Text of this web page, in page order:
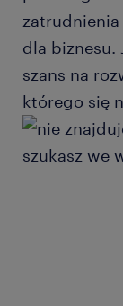
zatrudnienia
dla biznesu.
szans na
którego się